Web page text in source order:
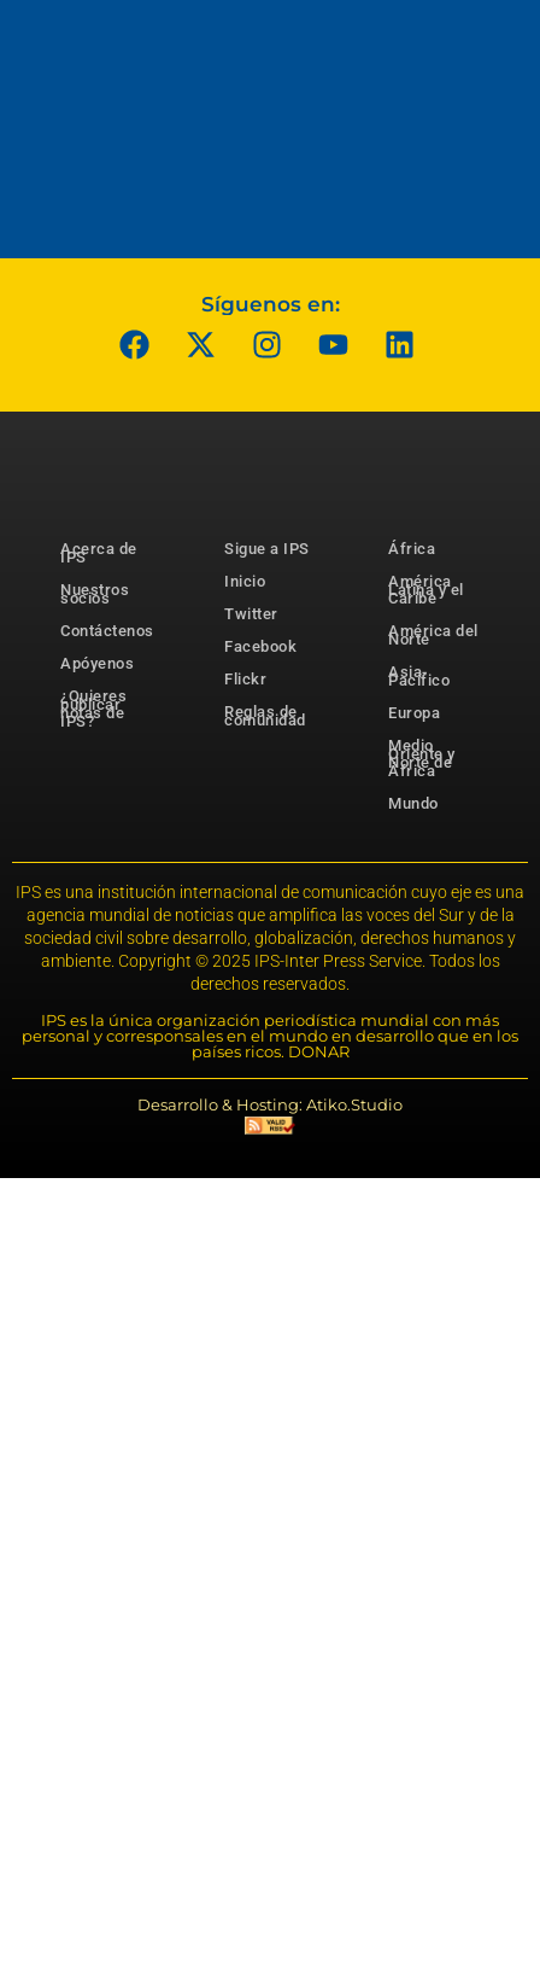
Síguenos en:
Acerca de
IPS
Nuestros
socios
Contáctenos
Apóyenos
¿Quieres
publicar
notas de
IPS?
Sigue a IPS
Inicio
Twitter
Facebook
Flickr
Reglas de
comunidad
África
América
Latina y el
Caribe
América del
Norte
Asia-
Pacífico
Europa
Medio
Oriente y
Norte de
África
Mundo
IPS es una institución internacional de comunicación cuyo eje es una
agencia mundial de noticias que amplifica las voces del Sur y de la
sociedad civil sobre desarrollo, globalización, derechos humanos y
ambiente. Copyright © 2025 IPS-Inter Press Service. Todos los
derechos reservados.
IPS es la única organización periodística mundial con más
personal y corresponsales en el mundo en desarrollo que en los
países ricos. DONAR
Desarrollo & Hosting: Atiko.Studio